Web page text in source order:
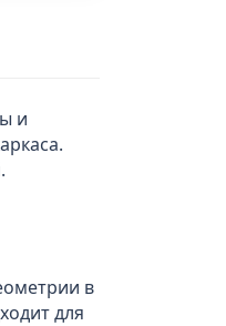
и
в
для